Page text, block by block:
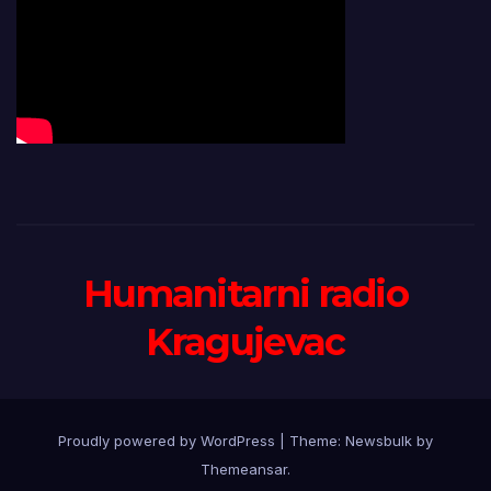
Humanitarni radio
Kragujevac
Proudly powered by WordPress Theme: Newsbulk by
Themeansar.